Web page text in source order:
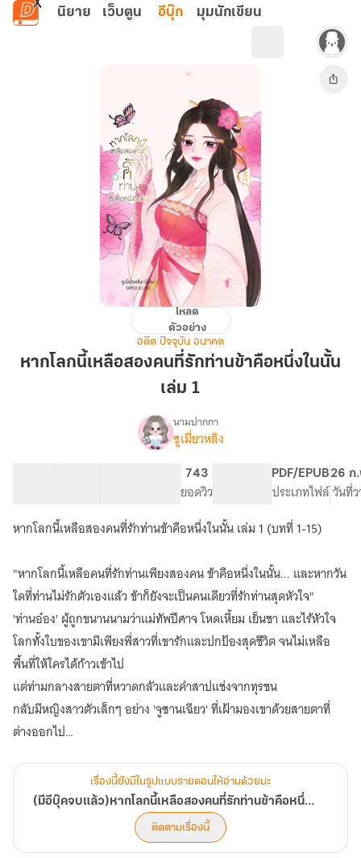
ข้ามไปยังเนื้อหาหลัก
นิยาย เว็บตูน อีบุ๊ก มุมนักเขียน
นี้
หนึ่ง
ใน
เล่ม
โหลด
ตัวอย่าง
อดีต ปัจจุบัน อนาคต
หากโลกนี้เหลือสองคนที่รักท่านข้าคือหนึ่งในนั้น
เล่ม 1
เรื่อง(มี
บุ๊ค
จบ
แล้ว)หาก
โลก
นี้
สอง
คน
ที่รัก
ท่าน
ข้า
คือ
ใน
นั้น
นามปากกา
ซูเมี่ยวหลิง
743
ยอดวิว
PDF/EPUB
ประเภทไฟล์
26 ก
วันที่
หากโลกนี้เหลือสองคนที่รักท่านข้าคือหนึ่งในนั้น เล่ม 1 (บทที่ 1-15)
"หากโลกนี้เหลือคนที่รักท่านเพียงสองคน ข้าคือหนึ่งในนั้น... และหากวัน
ใดที่ท่านไม่รักตัวเองแล้ว ข้าก็ยังจะเป็นคนเดียวที่รักท่านสุดหัวใจ"
'ท่านอ๋อง' ผู้ถูกขนานนามว่าแม่ทัพปีศาจ โหดเหี้ยม เย็นชา และไร้หัวใจ
โลกทั้งใบของเขามีเพียงพี่สาวที่เขารักและปกป้องสุดชีวิต จนไม่เหลือ
พื้นที่ให้ใครได้ก้าวเข้าไป
แต่ท่ามกลางสายตาที่หวาดกลัวและคำสาปแช่งจากทุรชน
กลับมีหญิงสาวตัวเล็กๆ อย่าง 'จูซานเฉียว' ที่เฝ้ามองเขาด้วยสายตาที่
ต่างออกไป
นางไม่ได้รักเขาที่ความเก่งกาจ
แต่นางรัก... แม้ในวันที่เขาเกลียดตัวเองที่สุด
"คนทั้งโลกอาจตราหน้าว่าท่านคือปีศาจ แต่สำหรับซานเฉียว ท่านคือโลก
เรื่องนี้ยังมีในรูปแบบรายตอนให้อ่านด้วยนะ
(มีอีบุ๊คจบแล้ว)หากโลกนี้เหลือสองคนที่รักท่านข้าคือหนึ่งในนั้น
ติดตามเรื่องนี้